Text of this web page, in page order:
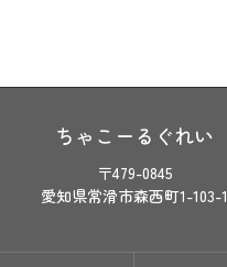
ちゃこーるぐれい
〒479-0845
愛知県常滑市森西町1-103-1